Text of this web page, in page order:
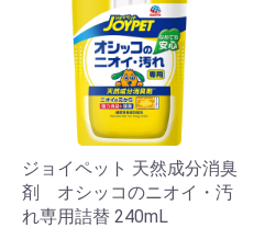
ジョイペット 天然成分消臭
剤 オシッコのニオイ・汚
れ専用詰替 240mL